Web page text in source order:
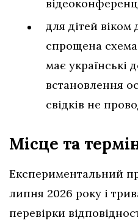
для дітей віком
спрощена
має українські
встановлення
свідків не
Місце та
Експериментальний
липня 2026 року і
перевірки